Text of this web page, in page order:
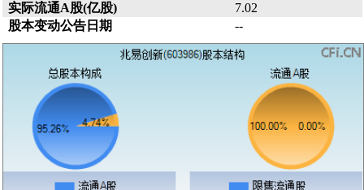
实际流通A股(亿股)
7.02
股本变动公告日期
--